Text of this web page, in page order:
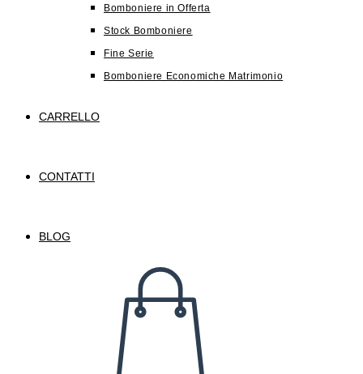
Bomboniere in Offerta
Stock Bomboniere
Fine Serie
Bomboniere Economiche Matrimonio
CARRELLO
CONTATTI
BLOG